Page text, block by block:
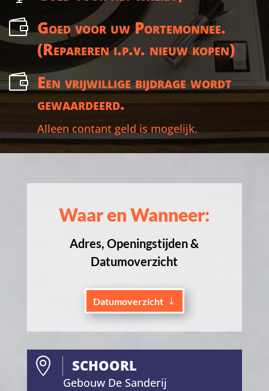
 Goed voor uw Portemonnee.
(Repareren i.p.v. nieuw kopen)
 Een vrijwillige bijdrage wordt
gewaardeerd.
Alleen contant geld is mogelijk.
Waar en Wanneer:
Adres, Openingstijden &
Datumoverzicht
Datumoverzicht
 SCHOORL
Gebouw De Sanderij